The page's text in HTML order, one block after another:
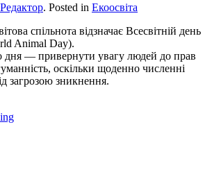
. Posted in Екоосвіта
спільнота відзначає Всесвітній день
Animal Day).
дня — привернути увагу людей до прав
оскільки щоденно численні
загрозою зникнення.